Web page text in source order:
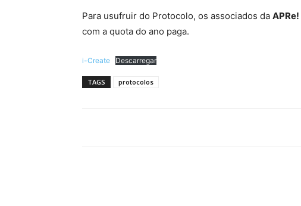
Para usufruir do Protocolo, os associados da APRe!
com a quota do ano paga.
i-Create Descarregar
TAGS protocolos